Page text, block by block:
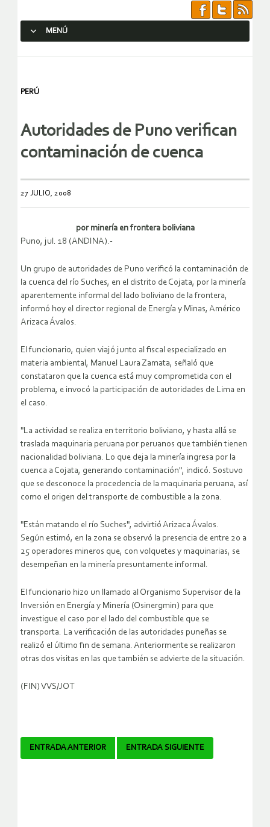
MENÚ
PERÚ
Autoridades de Puno verifican
contaminación de cuenca
27 JULIO, 2008
por minería en frontera boliviana
Puno, jul. 18 (ANDINA).-
Un grupo de autoridades de Puno verificó la contaminación de
la cuenca del río Suches, en el distrito de Cojata, por la minería
aparentemente informal del lado boliviano de la frontera,
informó hoy el director regional de Energía y Minas, Américo
Arizaca Ávalos.
El funcionario, quien viajó junto al fiscal especializado en
materia ambiental, Manuel Laura Zamata, señaló que
constataron que la cuenca está muy comprometida con el
problema, e invocó la participación de autoridades de Lima en
el caso.
"La actividad se realiza en territorio boliviano, y hasta allá se
traslada maquinaria peruana por peruanos que también tienen
nacionalidad boliviana. Lo que deja la minería ingresa por la
cuenca a Cojata, generando contaminación", indicó. Sostuvo
que se desconoce la procedencia de la maquinaria peruana, así
como el origen del transporte de combustible a la zona.
"Están matando el río Suches", advirtió Arizaca Ávalos.
Según estimó, en la zona se observó la presencia de entre 20 a
25 operadores mineros que, con volquetes y maquinarias, se
desempeñan en la minería presuntamente informal.
El funcionario hizo un llamado al Organismo Supervisor de la
Inversión en Energía y Minería (Osinergmin) para que
investigue el caso por el lado del combustible que se
transporta. La verificación de las autoridades puneñas se
realizó el último fin de semana. Anteriormente se realizaron
otras dos visitas en las que también se advierte de la situación.
(FIN) VVS/JOT
Navegador
ENTRADA ANTERIOR ENTRADA SIGUIENTE